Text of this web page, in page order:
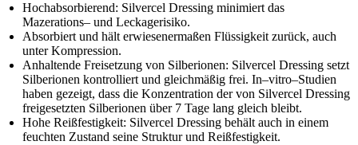
Hochabsorbierend: Silvercel Dressing minimiert das
Mazerations– und Leckagerisiko.
Absorbiert und hält erwiesenermaßen Flüssigkeit zurück, auch
unter Kompression.
Anhaltende Freisetzung von Silberionen: Silvercel Dressing setzt
Silberionen kontrolliert und gleichmäßig frei. In–vitro–Studien
haben gezeigt, dass die Konzentration der von Silvercel Dressing
freigesetzten Silberionen über 7 Tage lang gleich bleibt.
Hohe Reißfestigkeit: Silvercel Dressing behält auch in einem
feuchten Zustand seine Struktur und Reißfestigkeit.